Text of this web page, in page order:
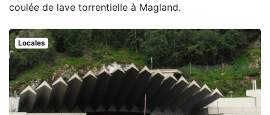
coulée de lave torrentielle à Magland.
Locales